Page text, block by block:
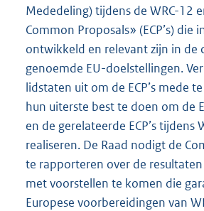
Mededeling) tijdens de WRC-12
Common Proposals» (ECP’s) die
ontwikkeld en relevant zijn in de
genoemde EU-doelstellingen.
lidstaten uit om de ECP’s mede
hun uiterste best te doen om de
en de gerelateerde ECP’s tijdens
realiseren. De Raad nodigt de
te rapporteren over de resultaten
met voorstellen te komen die
Europese voorbereidingen van